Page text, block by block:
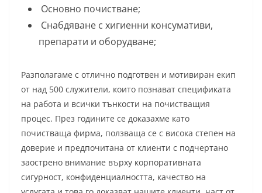
Основно почистване;
Снабдяване с хигиенни консумативи,
препарати и оборудване;
Разполагаме с отлично подготвен и мотивиран екип
от над 500 служители, които познават спецификата
на работа и всички тънкости на почистващия
процес. През годините се доказахме като
почистваща фирма, ползваща се с висока степен на
доверие и предпочитана от клиенти с подчертано
заострено внимание върху корпоративната
сигурност, конфиденциалността, качество на